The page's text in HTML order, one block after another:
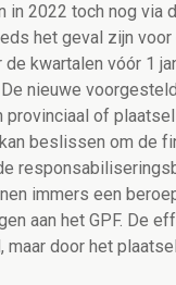
2022 toch nog via
het geval zijn
kwartalen vóór 1
nieuwe
provinciaal of
beslissen om de
immers een
aan het GPF. De
door het